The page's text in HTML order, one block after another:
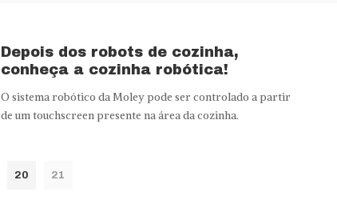
Depois dos robots de cozinha,
conheça a cozinha robótica!
O sistema robótico da Moley pode ser controlado a partir
de um touchscreen presente na área da cozinha.
20 21